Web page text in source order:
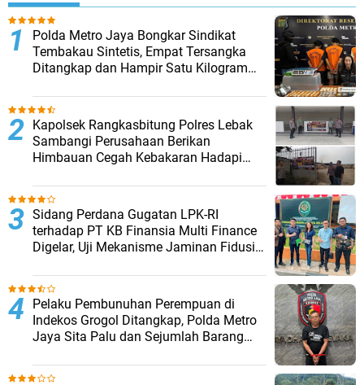
‎Polda Metro Jaya Bongkar Sindikat
Tembakau Sintetis, Empat Tersangka
Ditangkap dan Hampir Satu Kilogram
Kapolsek Rangkasbitung Polres Lebak
Sambangi Perusahaan Berikan
Himbauan Cegah Kebakaran Hadapi
Sidang Perdana Gugatan LPK-RI
terhadap PT KB Finansia Multi Finance
Digelar, Uji Mekanisme Jaminan Fidusia
Pelaku Pembunuhan Perempuan di
Indekos Grogol Ditangkap, Polda Metro
Jaya Sita Palu dan Sejumlah Barang